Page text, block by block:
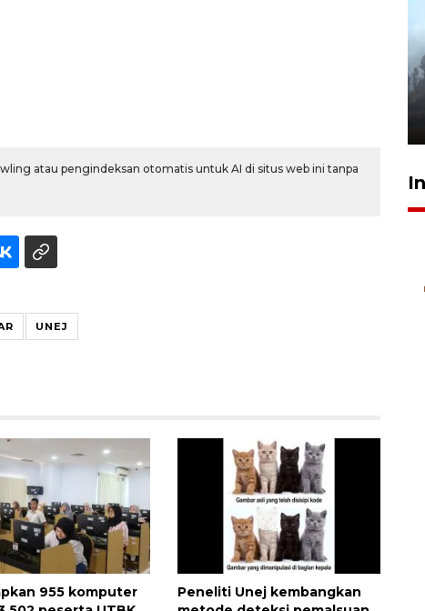
atau pengindeksan otomatis untuk AI di situs web ini tanpa
UNEJ
955 komputer
Peneliti Unej kembangkan